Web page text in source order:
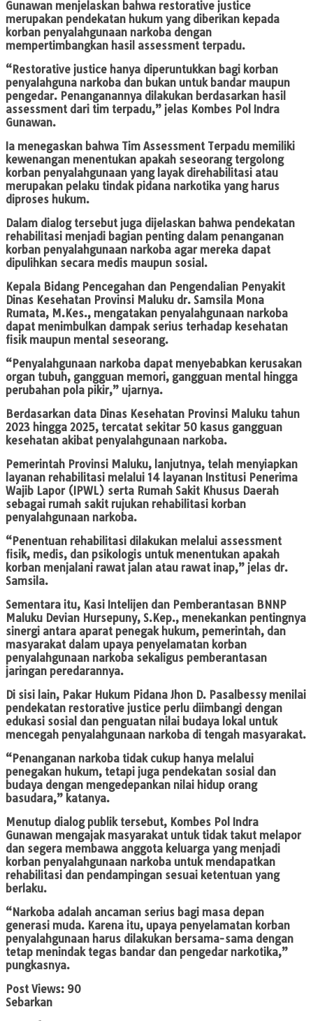
Gunawan menjelaskan bahwa restorative justice
merupakan pendekatan hukum yang diberikan kepada
korban penyalahgunaan narkoba dengan
mempertimbangkan hasil assessment terpadu.
“Restorative justice hanya diperuntukkan bagi korban
penyalahguna narkoba dan bukan untuk bandar maupun
pengedar. Penanganannya dilakukan berdasarkan hasil
assessment dari tim terpadu,” jelas Kombes Pol Indra
Gunawan.
Ia menegaskan bahwa Tim Assessment Terpadu memiliki
kewenangan menentukan apakah seseorang tergolong
korban penyalahgunaan yang layak direhabilitasi atau
merupakan pelaku tindak pidana narkotika yang harus
diproses hukum.
Dalam dialog tersebut juga dijelaskan bahwa pendekatan
rehabilitasi menjadi bagian penting dalam penanganan
korban penyalahgunaan narkoba agar mereka dapat
dipulihkan secara medis maupun sosial.
Kepala Bidang Pencegahan dan Pengendalian Penyakit
Dinas Kesehatan Provinsi Maluku dr. Samsila Mona
Rumata, M.Kes., mengatakan penyalahgunaan narkoba
dapat menimbulkan dampak serius terhadap kesehatan
fisik maupun mental seseorang.
“Penyalahgunaan narkoba dapat menyebabkan kerusakan
organ tubuh, gangguan memori, gangguan mental hingga
perubahan pola pikir,” ujarnya.
Berdasarkan data Dinas Kesehatan Provinsi Maluku tahun
2023 hingga 2025, tercatat sekitar 50 kasus gangguan
kesehatan akibat penyalahgunaan narkoba.
Pemerintah Provinsi Maluku, lanjutnya, telah menyiapkan
layanan rehabilitasi melalui 14 layanan Institusi Penerima
Wajib Lapor (IPWL) serta Rumah Sakit Khusus Daerah
sebagai rumah sakit rujukan rehabilitasi korban
penyalahgunaan narkoba.
“Penentuan rehabilitasi dilakukan melalui assessment
fisik, medis, dan psikologis untuk menentukan apakah
korban menjalani rawat jalan atau rawat inap,” jelas dr.
Samsila.
Sementara itu, Kasi Intelijen dan Pemberantasan BNNP
Maluku Devian Hursepuny, S.Kep., menekankan pentingnya
sinergi antara aparat penegak hukum, pemerintah, dan
masyarakat dalam upaya penyelamatan korban
penyalahgunaan narkoba sekaligus pemberantasan
jaringan peredarannya.
Di sisi lain, Pakar Hukum Pidana Jhon D. Pasalbessy menilai
pendekatan restorative justice perlu diimbangi dengan
edukasi sosial dan penguatan nilai budaya lokal untuk
mencegah penyalahgunaan narkoba di tengah masyarakat.
“Penanganan narkoba tidak cukup hanya melalui
penegakan hukum, tetapi juga pendekatan sosial dan
budaya dengan mengedepankan nilai hidup orang
basudara,” katanya.
Menutup dialog publik tersebut, Kombes Pol Indra
Gunawan mengajak masyarakat untuk tidak takut melapor
dan segera membawa anggota keluarga yang menjadi
korban penyalahgunaan narkoba untuk mendapatkan
rehabilitasi dan pendampingan sesuai ketentuan yang
berlaku.
“Narkoba adalah ancaman serius bagi masa depan
generasi muda. Karena itu, upaya penyelamatan korban
penyalahgunaan harus dilakukan bersama-sama dengan
tetap menindak tegas bandar dan pengedar narkotika,”
pungkasnya.
Post Views: 90
Sebarkan